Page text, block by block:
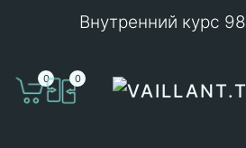
Внутренний курс 98
0 0